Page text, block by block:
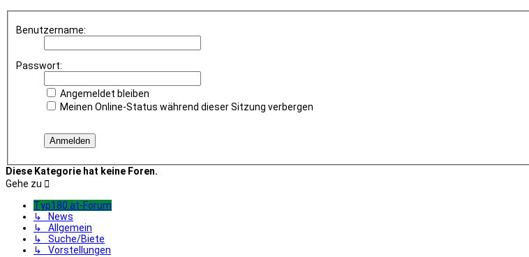
Benutzername:
Passwort:
Angemeldet bleiben
Meinen Online-Status während dieser Sitzung verbergen
Diese Kategorie hat keine Foren.
Gehe zu
Typ180.at-Forum
↳ News
↳ Allgemein
↳ Suche/Biete
↳ Vorstellungen